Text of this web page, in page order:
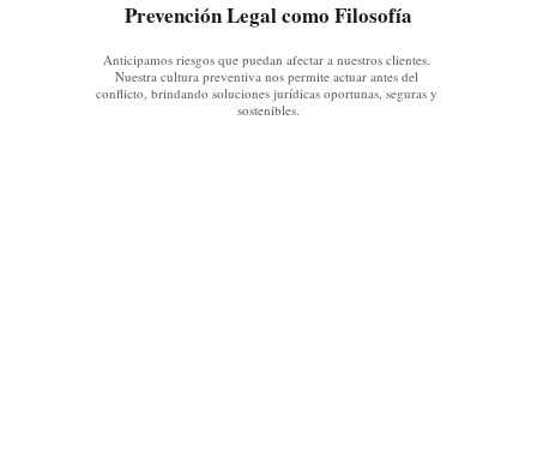
Anticipamos riesgos que puedan afectar a nuestros clientes.
Nuestra cultura preventiva nos permite actuar antes del
conflicto, brindando soluciones jurídicas oportunas, seguras y
sostenibles.
Prevención Legal como Filosofía